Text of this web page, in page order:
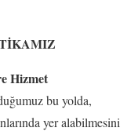
Hizmet
bu yolda,
yer alabilmesini